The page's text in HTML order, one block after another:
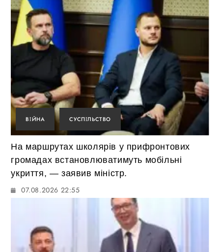
ВІЙНА СУСПІЛЬСТВО
На маршрутах школярів у прифронтових
громадах встановлюватимуть мобільні
укриття, — заявив міністр.
07.08.2026 22:55